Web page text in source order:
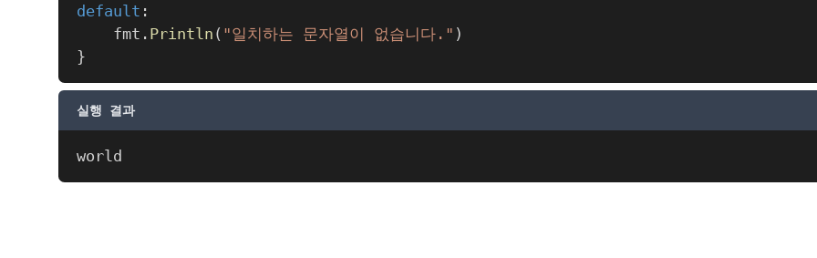
default :
	fmt
. Println ( "일치하는 문자열이 없습니다." )
}
실행 결과